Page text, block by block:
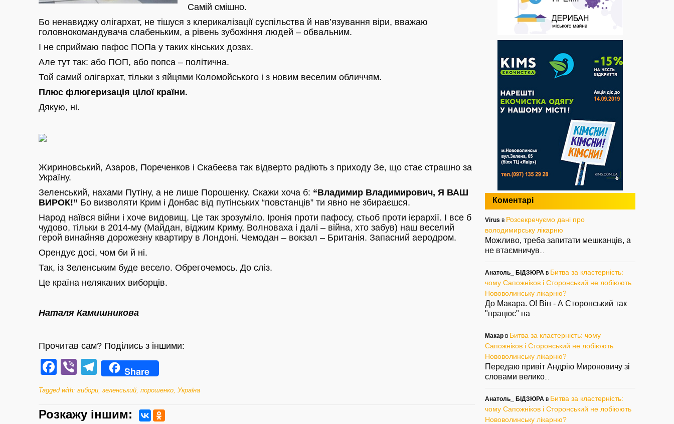
Самій смішно.
Бо ненавиджу олігархат, не тішуся з клерикалізації суспільства й нав’язування віри, вважаю
головнокомандувача слабеньким, а рівень зубожіння людей – обвальним.
І не сприймаю пафос ПОПа у таких кінських дозах.
Але тут так: або ПОП, або попса – політична.
Той самий олігархат, тільки з яйцями Коломойського і з новим веселим обличчям.
Плюс флюгеризація цілої країни.
Дякую, ні.
Жириновський, Азаров, Пореченков і Скабеєва так відверто радіють з приходу Зе, що стає страшно за
Україну.
Зеленський, нахами Путіну, а не лише Порошенку. Скажи хоча б: “Владимир Владимирович, Я ВАШ
ВИРОК!” Бо визволяти Крим і Донбас від путінських “повстанців” ти явно не збираєшся.
Народ наївся війни і хоче видовищ. Це так зрозуміло. Іронія проти пафосу, стьоб проти ієрархії. І все б
чудово, тільки в 2014-му (Майдан, віджим Криму, Волноваха і далі – війна, хто забув) наш веселий
герой винайняв дорожезну квартиру в Лондоні. Чемодан – вокзал – Британія. Запасний аеродром.
Орендує досі, чом би й ні.
Так, із Зеленським буде весело. Обрегочемось. До сліз.
Це країна неляканих виборців.
Наталя Камишникова
Прочитав сам? Поділись з іншими:
Facebook
ViberTelegram
Share
Tagged with: вибори, зеленський, порошенко, Україна
Розкажу iншим:
Коментарі
Virus в Розсекречуємо дані про
володимирську лікарню
Можливо, треба запитати мешканців, а
не втаємничув
Анатоль_ БІДЗЮРА в Битва за кластерність:
чому Сапожніков і Сторонський не лобіюють
Нововолинську лікарню?
До Макара. О! Він - А Сторонський так
"працює" на
Макар в Битва за кластерність: чому
Сапожніков і Сторонський не лобіюють
Нововолинську лікарню?
Передаю привіт Андрію Мироновичу зі
словами велико
Анатоль_ БІДЗЮРА в Битва за кластерність:
чому Сапожніков і Сторонський не лобіюють
Нововолинську лікарню?